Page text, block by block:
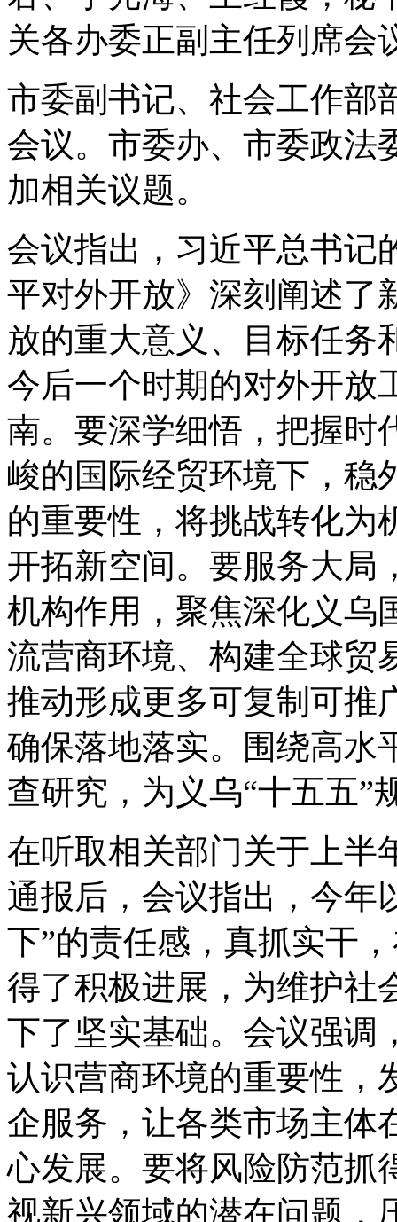
关各办委正副主任列席会
市委副书记、社会工作部
会议。市委办、市委政法
加相关议题。
会议指出，习近平总书记
平对外开放》深刻阐述了
放的重大意义、目标任务
今后一个时期的对外开放
南。要深学细悟，把握时
峻的国际经贸环境下，稳
的重要性，将挑战转化为
开拓新空间。要服务大局
机构作用，聚焦深化义乌
流营商环境、构建全球贸
推动形成更多可复制可推
确保落地落实。围绕高水
查研究，为义乌“十五五”
在听取相关部门关于上半
通报后，会议指出，今年
下”的责任感，真抓实干
得了积极进展，为维护社
下了坚实基础。会议强调
认识营商环境的重要性，
企服务，让各类市场主体
心发展。要将风险防范抓
视新兴领域的潜在问题，